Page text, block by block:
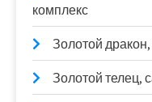
комплекс
Золотой
Золотой телец,